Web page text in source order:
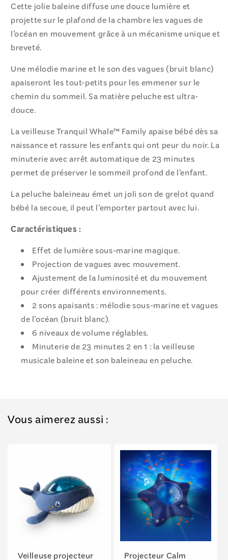
Cette jolie baleine diffuse une douce lumière et
projette sur le plafond de la chambre les vagues de
l’océan en mouvement grâce à un mécanisme unique et
breveté.
Une mélodie marine et le son des vagues (bruit blanc)
apaiseront les tout-petits pour les emmener sur le
chemin du sommeil. Sa matière peluche est ultra-
douce.
La veilleuse Tranquil Whale™ Family apaise bébé dès sa
naissance et rassure les enfants qui ont peur du noir. La
minuterie avec arrêt automatique de 23 minutes
permet de préserver le sommeil profond de l’enfant.
La peluche baleineau émet un joli son de grelot quand
bébé la secoue, il peut l’emporter partout avec lui.
Caractéristiques :
Effet de lumière sous-marine magique.
Projection de vagues avec mouvement.
Ajustement de la luminosité et du mouvement
pour créer différents environnements.
2 sons apaisants : mélodie sous-marine et vagues
de l’océan (bruit blanc).
6 niveaux de volume réglables.
Minuterie de 23 minutes 2 en 1 : la veilleuse
musicale baleine et son baleineau en peluche.
Vous aimerez aussi :